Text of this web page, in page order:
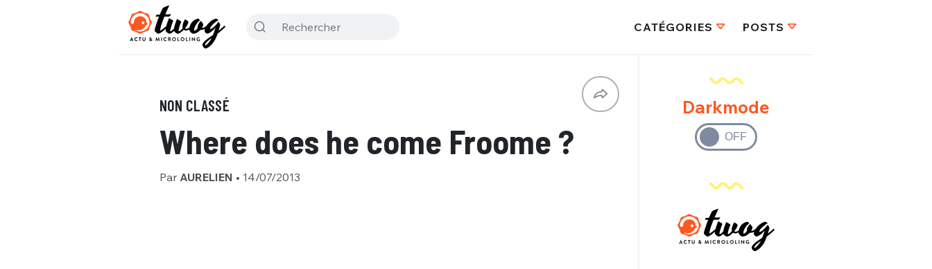
CATÉGORIES POSTS
NON CLASSÉ
Where does he come Froome ?
Par AURELIEN • 14/07/2013
Darkmode